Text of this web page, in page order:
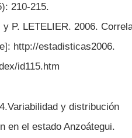
210-215.
y P. LETELIER. 2006.
http://estadisticas2006.
id115.htm
y distribución
en el estado Anzoátegui.